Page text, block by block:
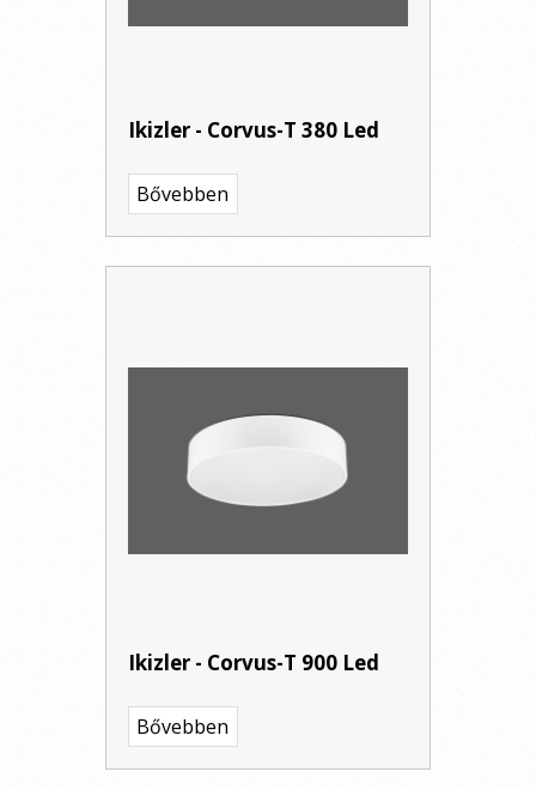
Ikizler - Corvus-T 380 Led
Bővebben
Ikizler - Corvus-T 900 Led
Bővebben